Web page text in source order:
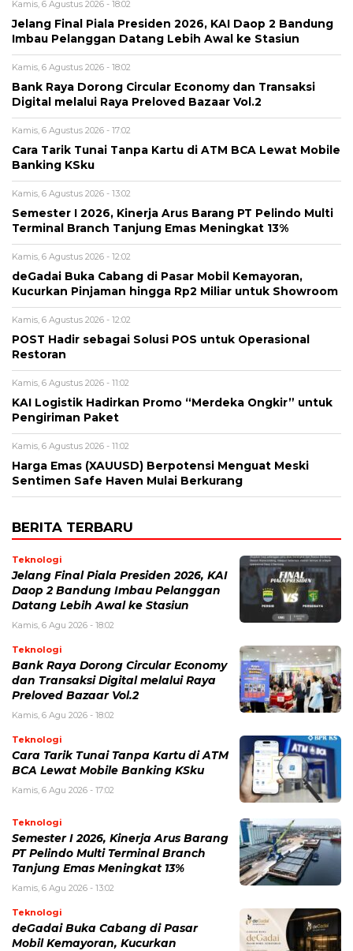
Kamis, 6 Agustus 2026 - 18:02
Jelang Final Piala Presiden 2026, KAI Daop 2 Bandung
Imbau Pelanggan Datang Lebih Awal ke Stasiun
Kamis, 6 Agustus 2026 - 18:02
Bank Raya Dorong Circular Economy dan Transaksi
Digital melalui Raya Preloved Bazaar Vol.2
Kamis, 6 Agustus 2026 - 17:02
Cara Tarik Tunai Tanpa Kartu di ATM BCA Lewat Mobile
Banking KSku
Kamis, 6 Agustus 2026 - 13:02
Semester I 2026, Kinerja Arus Barang PT Pelindo Multi
Terminal Branch Tanjung Emas Meningkat 13%
Kamis, 6 Agustus 2026 - 12:02
deGadai Buka Cabang di Pasar Mobil Kemayoran,
Kucurkan Pinjaman hingga Rp2 Miliar untuk Showroom
Kamis, 6 Agustus 2026 - 12:02
POST Hadir sebagai Solusi POS untuk Operasional
Restoran
Kamis, 6 Agustus 2026 - 11:02
KAI Logistik Hadirkan Promo “Merdeka Ongkir” untuk
Pengiriman Paket
Kamis, 6 Agustus 2026 - 11:02
Harga Emas (XAUUSD) Berpotensi Menguat Meski
Sentimen Safe Haven Mulai Berkurang
BERITA TERBARU
Teknologi
Jelang Final Piala Presiden 2026, KAI
Daop 2 Bandung Imbau Pelanggan
Datang Lebih Awal ke Stasiun
Kamis, 6 Agu 2026 - 18:02
Teknologi
Bank Raya Dorong Circular Economy
dan Transaksi Digital melalui Raya
Preloved Bazaar Vol.2
Kamis, 6 Agu 2026 - 18:02
Teknologi
Cara Tarik Tunai Tanpa Kartu di ATM
BCA Lewat Mobile Banking KSku
Kamis, 6 Agu 2026 - 17:02
Teknologi
Semester I 2026, Kinerja Arus Barang
PT Pelindo Multi Terminal Branch
Tanjung Emas Meningkat 13%
Kamis, 6 Agu 2026 - 13:02
Teknologi
deGadai Buka Cabang di Pasar
Mobil Kemayoran, Kucurkan